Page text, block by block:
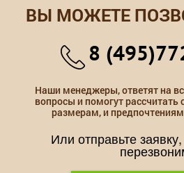
ВЫ МОЖЕТЕ
8
Наши менеджеры, ответят на
вопросы и помогут
размерам, и
Или отправьте